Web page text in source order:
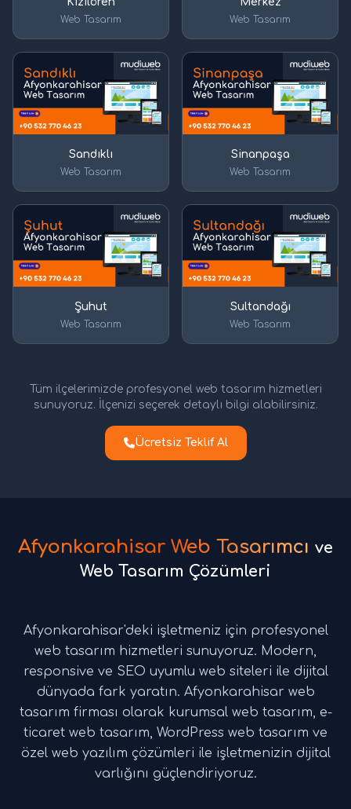
Web Tasarım Web Tasarım
Sandıklı
Web Tasarım
Sinanpaşa
Web Tasarım
Şuhut
Web Tasarım
Sultandağı
Web Tasarım
Tüm ilçelerimizde profesyonel web tasarım hizmetleri
sunuyoruz. İlçenizi seçerek detaylı bilgi alabilirsiniz.
Ücretsiz Teklif Al
Afyonkarahisar Web Tasarımcı ve
Web Tasarım Çözümleri
Afyonkarahisar'deki işletmeniz için profesyonel
web tasarım hizmetleri sunuyoruz. Modern,
responsive ve SEO uyumlu web siteleri ile dijital
dünyada fark yaratın. Afyonkarahisar web
tasarım firması olarak kurumsal web tasarım, e-
ticaret web tasarım, WordPress web tasarım ve
özel web yazılım çözümleri ile işletmenizin dijital
varlığını güçlendiriyoruz.